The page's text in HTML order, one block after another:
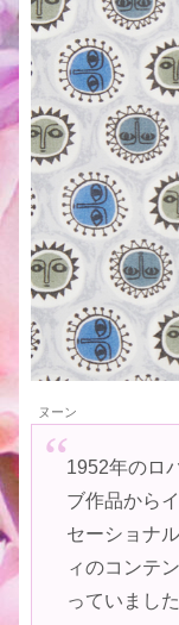
ヌーン
1952年のロ
ブ作品から
セーショナ
ィのコンテ
っていました